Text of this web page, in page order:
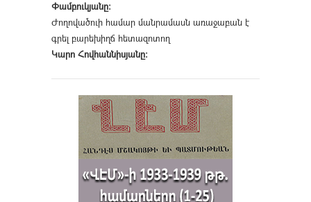
Փամբուկյանը։
Ժողովածուի համար մանրամասն առաջաբան է
գրել բարեխիղճ հետազոտող
Կարո Հովհաննիսյանը։